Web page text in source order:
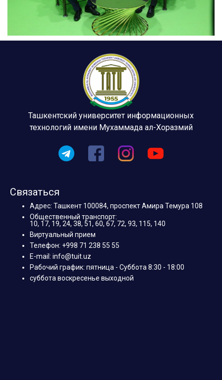
Ташкентский университет информационных
технологий имени Мухаммада ал-Хоразмий
Связаться
Адрес: Ташкент 100084, проспект Амира Темура 108
Общественный транспорт:
10, 17, 19, 24, 38, 51, 60, 67, 72, 93, 115, 140
Виртуальный прием
Телефон: +998 71 238 55 55
E-mail: info@tuit.uz
Рабочий график: пятница - Суббота 8:30 - 18:00
суббота воскресенье выходной